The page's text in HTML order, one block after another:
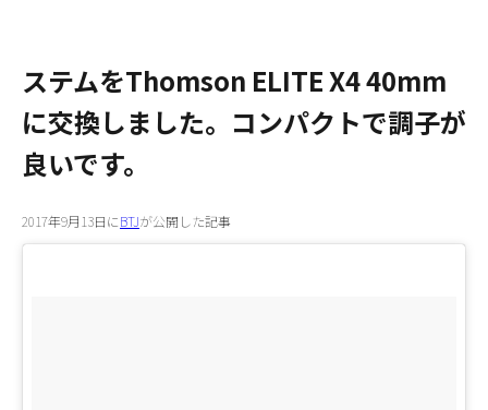
ステムをThomson ELITE X4 40mm
に交換しました。コンパクトで調子が
良いです。
2017年9月13日にBTJが公開した記事